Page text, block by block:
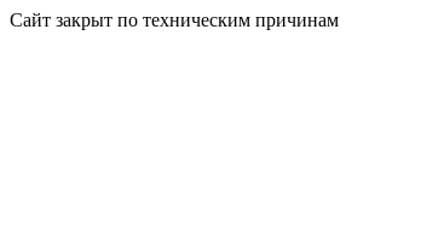
Сайт закрыт по техническим причинам